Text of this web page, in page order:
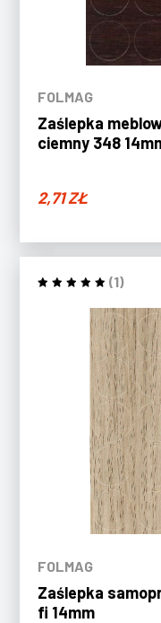
FOLMAG
Zaślepka
ciemny 348
2,71ZŁ
(1)
FOLMAG
Zaślepka
fi 14mm